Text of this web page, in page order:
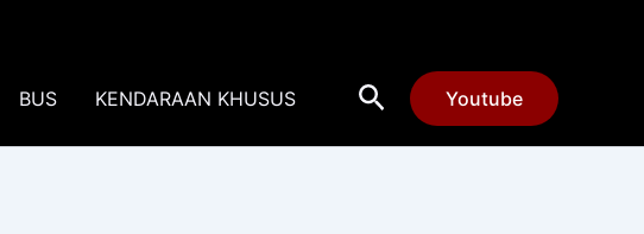
BUS KENDARAAN KHUSUS Cari Youtube